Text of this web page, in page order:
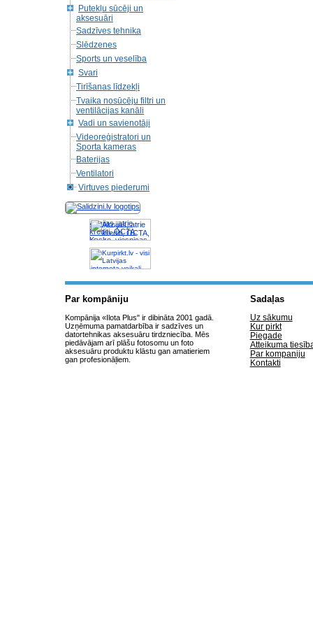
Putekļu sūcēji un
aksesuāri
Sadzīves tehnika
Slēdzenes
Sports un veselība
Svari
Tirīšanas līdzekļi
Tvaika nosūcēju filtri un
ventilācijas kanāli
Vadi un savienotāji
Videoreģistratori un
Sporta kameras
Baterijas
Ventilatori
Virtuves piederumi
Akcijas, atrie
krediti, OCTA,
Kasko, viesnicas,
letas aviobiletes,
taksi, interneta
veikali
Par kompāniju
Kompānija «Ilota Plus" ir dibināta 2001 gadā.
Uzņēmuma pamatdarbība ir sadzīves un
datortehnikas aksesuāru tirdzniecība. Mēs
piedāvājam arī plāšu fotosomu un foto
aksesuāru produktu klāstu gan amatieriem
gan profesionāļiem.
Sadaļas
Uz sākumu
Kur pirkt
Piegade
Atteikuma
Par kompaniju
Kontakti